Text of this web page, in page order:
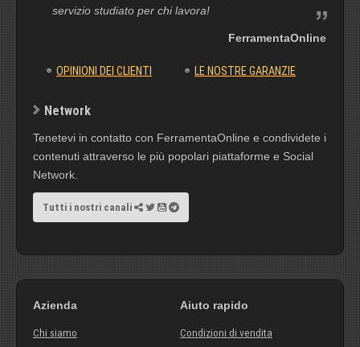
servizio studiato per chi lavora!
FerramentaOnline
OPINIONI DEI CLIENTI LE NOSTRE GARANZIE
Network
Tenetevi in contatto con FerramentaOnline e condividete i
contenuti attraverso le più popolari piattaforme e Social
Network.
Tutti i nostri canali
Azienda
Chi siamo
Aiuto rapido
Condizioni di vendita